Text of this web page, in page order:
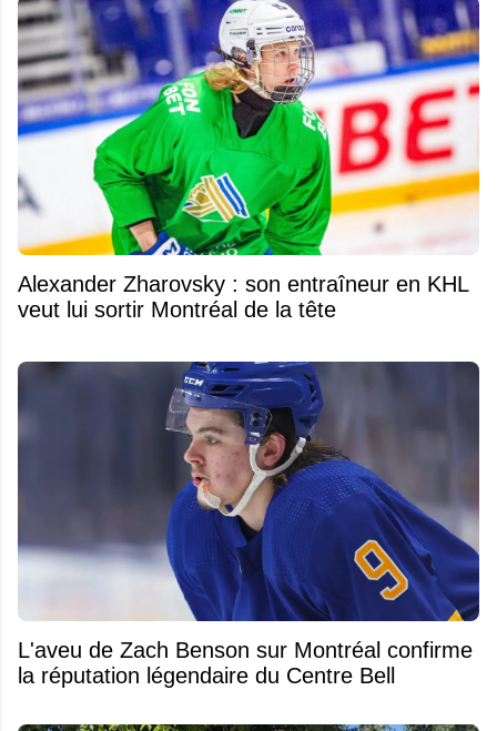
Alexander Zharovsky : son entraîneur en KHL
veut lui sortir Montréal de la tête
L'aveu de Zach Benson sur Montréal confirme
la réputation légendaire du Centre Bell